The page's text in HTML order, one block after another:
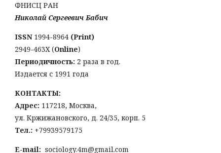
ФНИСЦ РАН
Николай Сергеевич Бабич
ISSN 1994-8964 (Print)
2949-463Х (Online)
Периодичность: 2 раза в год.
Издается с 1991 года
КОНТАКТЫ:
Адрес: 117218, Москва,
ул. Кржижановского, д. 24/35, корп. 5
Тел.: +79939579175
E-mail: sociology.4m@gmail.com